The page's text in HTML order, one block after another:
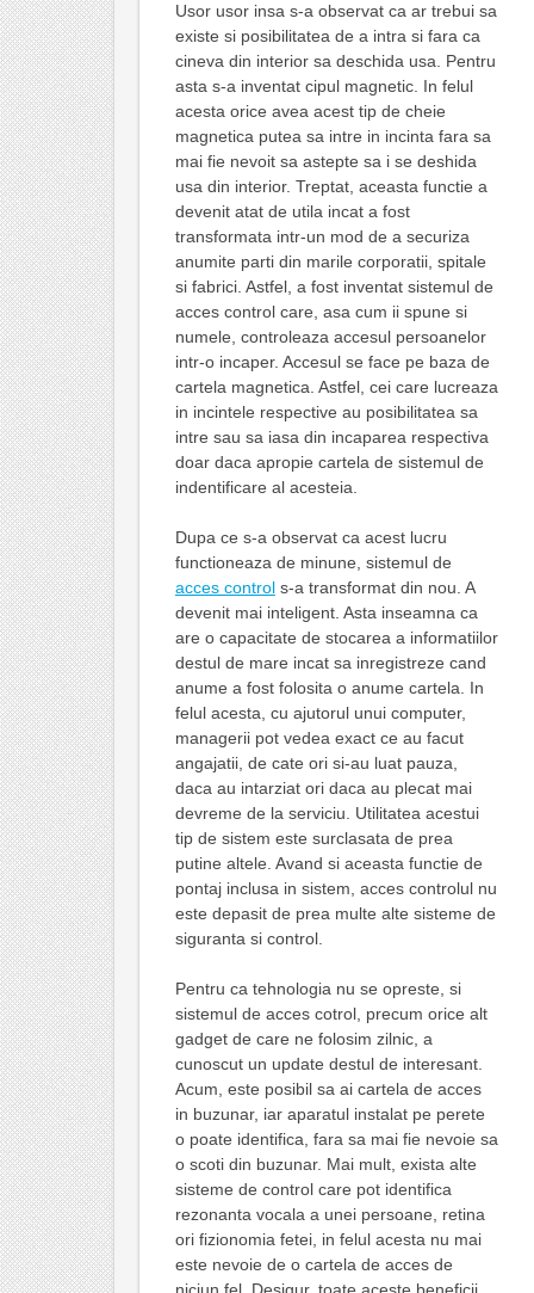
Usor usor insa s-a observat ca ar trebui sa
existe si posibilitatea de a intra si fara ca
cineva din interior sa deschida usa. Pentru
asta s-a inventat cipul magnetic. In felul
acesta orice avea acest tip de cheie
magnetica putea sa intre in incinta fara sa
mai fie nevoit sa astepte sa i se deshida
usa din interior. Treptat, aceasta functie a
devenit atat de utila incat a fost
transformata intr-un mod de a securiza
anumite parti din marile corporatii, spitale
si fabrici. Astfel, a fost inventat sistemul de
acces control care, asa cum ii spune si
numele, controleaza accesul persoanelor
intr-o incaper. Accesul se face pe baza de
cartela magnetica. Astfel, cei care lucreaza
in incintele respective au posibilitatea sa
intre sau sa iasa din incaparea respectiva
doar daca apropie cartela de sistemul de
indentificare al acesteia.
Dupa ce s-a observat ca acest lucru
functioneaza de minune, sistemul de
acces controls-a transformat din nou. A
devenit mai inteligent. Asta inseamna ca
are o capacitate de stocarea a informatiilor
destul de mare incat sa inregistreze cand
anume a fost folosita o anume cartela. In
felul acesta, cu ajutorul unui computer,
managerii pot vedea exact ce au facut
angajatii, de cate ori si-au luat pauza,
daca au intarziat ori daca au plecat mai
devreme de la serviciu. Utilitatea acestui
tip de sistem este surclasata de prea
putine altele. Avand si aceasta functie de
pontaj inclusa in sistem, acces controlul nu
este depasit de prea multe alte sisteme de
siguranta si control.
Pentru ca tehnologia nu se opreste, si
sistemul de acces cotrol, precum orice alt
gadget de care ne folosim zilnic, a
cunoscut un update destul de interesant.
Acum, este posibil sa ai cartela de acces
in buzunar, iar aparatul instalat pe perete
o poate identifica, fara sa mai fie nevoie sa
o scoti din buzunar. Mai mult, exista alte
sisteme de control care pot identifica
rezonanta vocala a unei persoane, retina
ori fizionomia fetei, in felul acesta nu mai
este nevoie de o cartela de acces de
niciun fel. Desigur, toate aceste beneficii